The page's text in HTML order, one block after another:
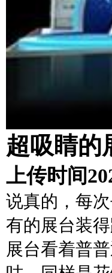
超吸睛的
上传时间
说真的，每
有的展台装
展台看着普